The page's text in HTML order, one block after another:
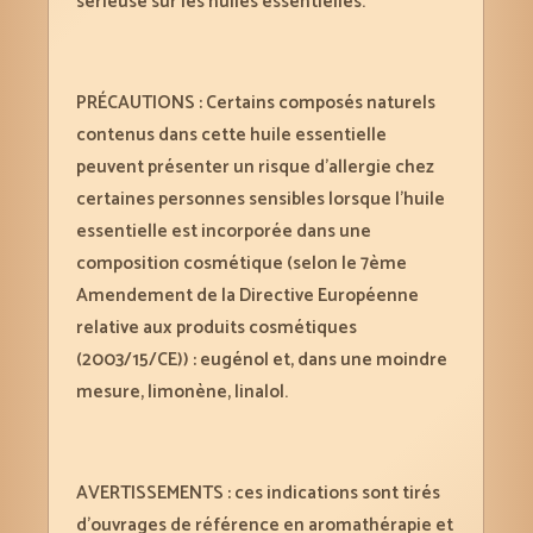
PRÉCAUTIONS : Certains composés naturels
contenus dans cette huile essentielle
peuvent présenter un risque d’allergie chez
certaines personnes sensibles lorsque l’huile
essentielle est incorporée dans une
composition cosmétique (selon le 7ème
Amendement de la Directive Européenne
relative aux produits cosmétiques
(2003/15/CE)) : eugénol et, dans une moindre
mesure, limonène, linalol.
AVERTISSEMENTS : ces indications sont tirés
d’ouvrages de référence en aromathérapie et